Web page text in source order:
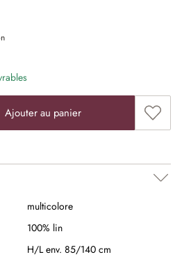
la valeur souhaitée ou
Ajouter au panier
multicolore
100% lin
H/L env. 85/140 cm